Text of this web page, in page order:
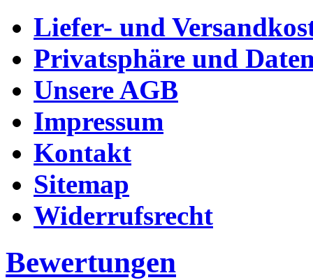
Liefer- und
Privatsphäre und
Unsere AGB
Impressum
Kontakt
Sitemap
Widerrufsrecht
Bewertungen